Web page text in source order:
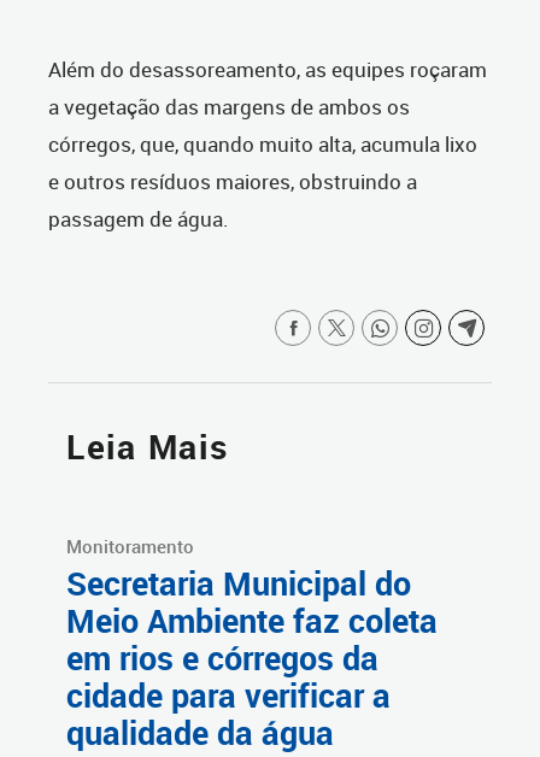
Além do desassoreamento, as equipes roçaram
a vegetação das margens de ambos os
córregos, que, quando muito alta, acumula lixo
e outros resíduos maiores, obstruindo a
passagem de água.
Leia Mais
Monitoramento
Secretaria Municipal do
Meio Ambiente faz coleta
em rios e córregos da
cidade para verificar a
qualidade da água